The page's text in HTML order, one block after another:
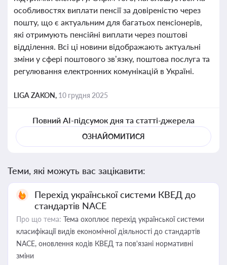
особливостях виплати пенсії за довіреністю через
пошту, що є актуальним для багатьох пенсіонерів,
які отримують пенсійні виплати через поштові
відділення. Всі ці новини відображають актуальні
зміни у сфері поштового зв’язку, поштова послуга та
регулювання електронних комунікацій в Україні.
LIGA ZAKON, 10 грудня 2025
Повний AI-підсумок дня та статті-джерела
ОЗНАЙОМИТИСЯ
Теми, які можуть вас зацікавити:
Перехід української системи КВЕД до
стандартів NACE
Про що тема: Тема охоплює перехід української системи
класифікації видів економічної діяльності до стандартів
NACE, оновлення кодів КВЕД та пов'язані нормативні
зміни